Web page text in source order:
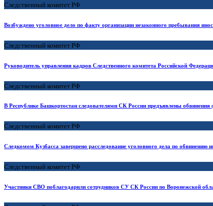
Следственный комитет РФ
Возбуждено уголовное дело по факту организации незаконного пребывания
Следственный комитет РФ
Руководитель управления кадров Следственного комитета Российской
Следственный комитет РФ
В Республике Башкортостан следователями СК России предъявлены
Следственный комитет РФ
Следкомом Кузбасса завершено расследование уголовного дела по
Следственный комитет РФ
Участники СВО поблагодарили сотрудников СУ СК России по Воронежской